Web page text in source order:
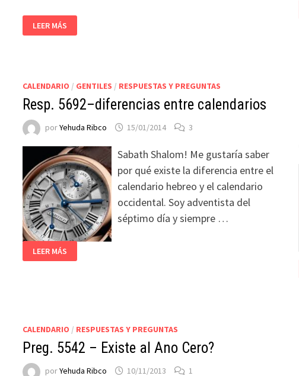
LEER MÁS
CALENDARIO / GENTILES / RESPUESTAS Y PREGUNTAS
Resp. 5692–diferencias entre calendarios
porYehuda Ribco 15/01/2014 3
Sabath Shalom! Me gustaría saber
por qué existe la diferencia entre el
calendario hebreo y el calendario
occidental. Soy adventista del
séptimo día y siempre …
LEER MÁS
CALENDARIO / RESPUESTAS Y PREGUNTAS
Preg. 5542 – Existe al Ano Cero?
porYehuda Ribco 10/11/2013 1